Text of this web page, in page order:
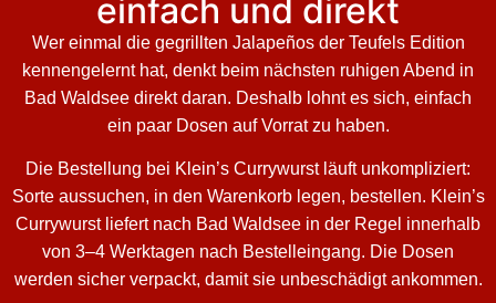
einfach und direkt
Wer einmal die gegrillten Jalapeños der Teufels Edition
kennengelernt hat, denkt beim nächsten ruhigen Abend in
Bad Waldsee direkt daran. Deshalb lohnt es sich, einfach
ein paar Dosen auf Vorrat zu haben.
Die Bestellung bei Klein’s Currywurst läuft unkompliziert:
Sorte aussuchen, in den Warenkorb legen, bestellen. Klein’s
Currywurst liefert nach Bad Waldsee in der Regel innerhalb
von 3–4 Werktagen nach Bestelleingang. Die Dosen
werden sicher verpackt, damit sie unbeschädigt ankommen.